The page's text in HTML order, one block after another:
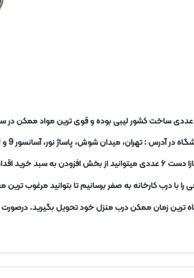
9 و 11، طبقه سوم مراجعه کنید و در نظر داشته باشید تیم ساور همیشه آماده خدمت رسانی به شما عزیزان است.
با درب کارخانه به صفر برسانیم تا بتوانید مرغوب
ترین زمان ممکن درب منزل خود تحویل بگیرید.